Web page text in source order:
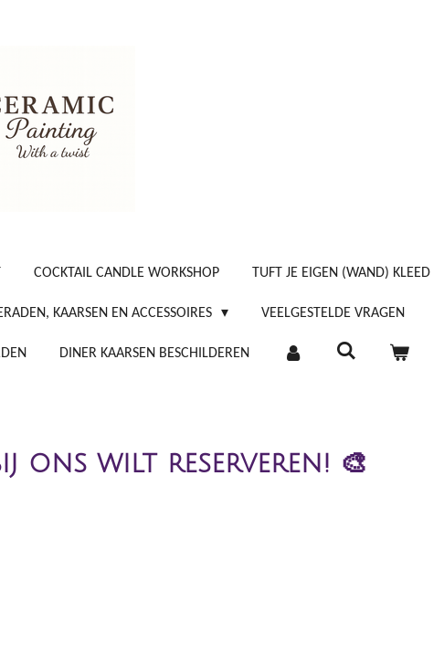
COCKTAIL CANDLE WORKSHOP TUFT JE EIGEN (WAND) KLEED
KAARSEN EN ACCESSOIRES VEELGESTELDE VRAGEN
DINER KAARSEN BESCHILDEREN
ons wilt reserveren! 🎨